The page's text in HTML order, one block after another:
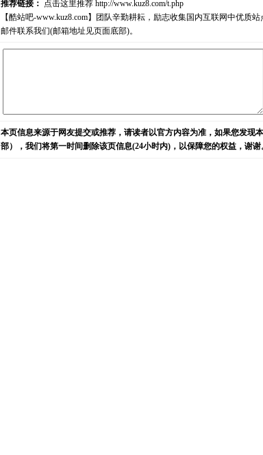
推荐链接： 点击这里推荐 http://www.kuz8.com/t.php
【酷站吧-www.kuz8.com】团队辛勤耕耘，励志收集国内互联网中优
邮件联系我们(邮箱地址见页面底部)。
本页信息来源于网友提交或推荐，请读者以官方内容为准，如果您发
部），我们将第一时间删除该页信息(24小时内)，以保障您的权益，谢谢